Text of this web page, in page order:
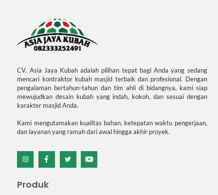
CV. Asia Jaya Kubah adalah pilihan tepat bagi Anda yang sedang
mencari kontraktor kubah masjid terbaik dan profesional. Dengan
pengalaman bertahun-tahun dan tim ahli di bidangnya, kami siap
mewujudkan desain kubah yang indah, kokoh, dan sesuai dengan
karakter masjid Anda.
Kami mengutamakan kualitas bahan, ketepatan waktu pengerjaan,
dan layanan yang ramah dari awal hingga akhir proyek.
Icon
Icon
Icon
Icon
Produk